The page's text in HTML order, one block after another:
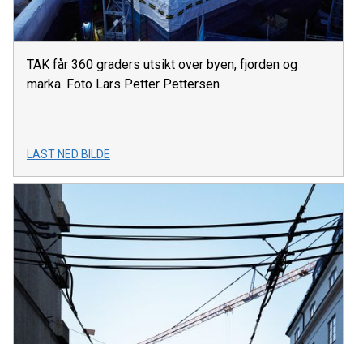
TAK får 360 graders utsikt over byen, fjorden og
marka. Foto Lars Petter Pettersen
LAST NED BILDE